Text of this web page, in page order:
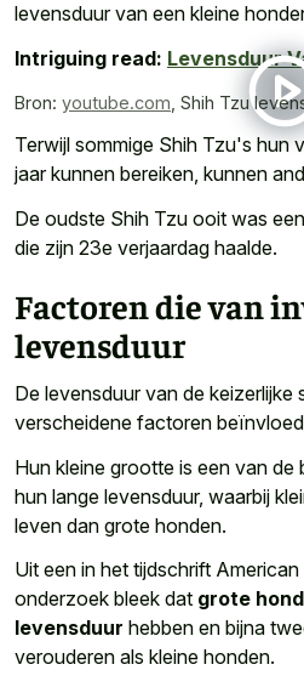
levensduur van een kleine
Intriguing read: Levensduur
Bron: youtube.com Shih Tzu
Terwijl sommige Shih Tzu's hun
jaarkunnen bereiken, kunnen
De oudste Shih Tzu ooit was
die zijn 23e verjaardag haalde.
Factoren die van
levensduur
De levensduur van de
verscheidene factoren
Hun kleine grootte is een van
hun lange levensduur, waarbij
leven dan grote honden.
Uit een in het tijdschrift
onderzoek bleek dat grote
levensduur hebben en bijna
verouderen als kleine honden.